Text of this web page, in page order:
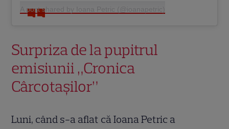
A post shared by Ioana Petric (@ioanapetric)
Surpriza de la pupitrul
emisiunii „Cronica
Cârcotașilor”
Luni, când s-a aflat că Ioana Petric a